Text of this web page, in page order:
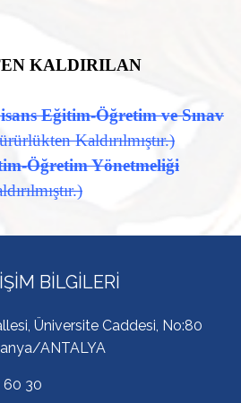
KALDIRILAN
Eğitim-Öğretim ve Sınav
Kaldırılmıştır.)​
Öğretim Yönetmeliği
)​
BILGILERI
Üniversite Caddesi, No:80
ANTALYA
60 30